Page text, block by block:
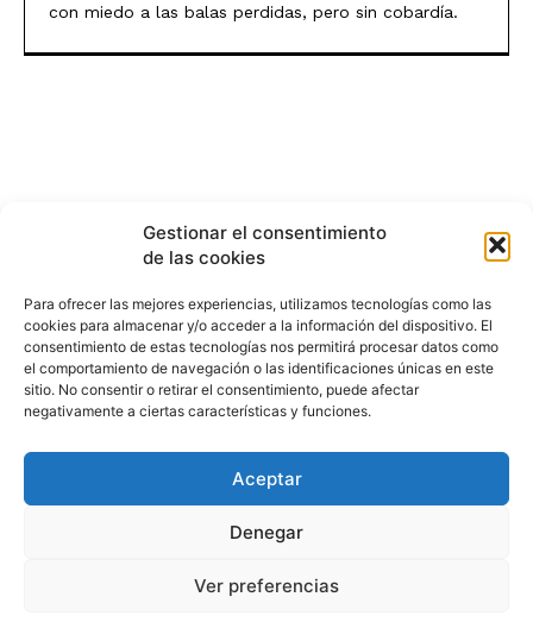
Gestionar el consentimiento
de las cookies
Para ofrecer las mejores experiencias, utilizamos tecnologías como las
cookies para almacenar y/o acceder a la información del dispositivo. El
consentimiento de estas tecnologías nos permitirá procesar datos como
el comportamiento de navegación o las identificaciones únicas en este
sitio. No consentir o retirar el consentimiento, puede afectar
negativamente a ciertas características y funciones.
Aceptar
Denegar
Ver preferencias
con miedo a las balas perdidas, pero sin cobardía.
HISTORIA PODCAST
© 2026 puntodevistardb.com. Fundado el 25 de julio de 2007 /